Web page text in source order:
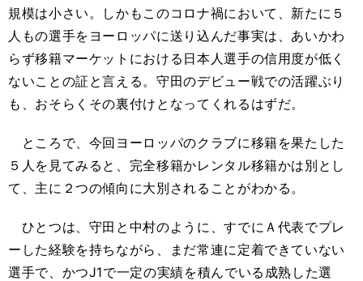
規模は小さい。しかもこのコロナ禍において、新たに５
人もの選手をヨーロッパに送り込んだ事実は、あいかわ
らず移籍マーケットにおける日本人選手の信用度が低く
ないことの証と言える。守田のデビュー戦での活躍ぶり
も、おそらくその裏付けとなってくれるはずだ。
ところで、今回ヨーロッパのクラブに移籍を果たした
５人を見てみると、完全移籍かレンタル移籍かは別とし
て、主に２つの傾向に大別されることがわかる。
ひとつは、守田と中村のように、すでにＡ代表でプレ
ーした経験を持ちながら、まだ常連に定着できていない
選手で、かつJ1で一定の実績を積んでいる成熟した選